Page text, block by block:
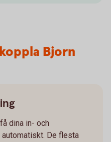
Bjorn
dina in- och
De flesta